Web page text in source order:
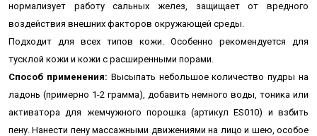
нормализует работу сальных желез, защищает от вредного
воздействия внешних факторов окружающей среды.
Подходит для всех типов кожи. Особенно рекомендуется для
тусклой кожи и кожи с расширенными порами.
Способ применения: Высыпать небольшое количество пудры на
ладонь (примерно 1-2 грамма), добавить немного воды, тоника или
активатора для жемчужного порошка (артикул ES010) и взбить
пену. Нанести пену массажными движениями на лицо и шею, особое